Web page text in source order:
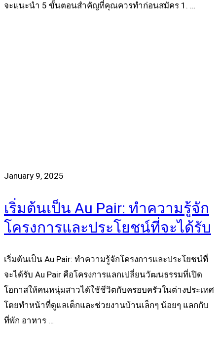
จะแนะนำ 5 ขั้นตอนสำคัญที่คุณควรทำก่อนสมัคร 1. …
January 9, 2025
เริ่มต้นเป็น Au Pair: ทำความรู้จัก
โครงการและประโยชน์ที่จะได้รับ
เริ่มต้นเป็น Au Pair: ทำความรู้จักโครงการและประโยชน์ที่
จะได้รับ Au Pair คือโครงการแลกเปลี่ยนวัฒนธรรมที่เปิด
โอกาสให้คนหนุ่มสาวได้ใช้ชีวิตกับครอบครัวในต่างประเทศ
โดยทำหน้าที่ดูแลเด็กและช่วยงานบ้านเล็กๆ น้อยๆ แลกกับ
ที่พัก อาหาร …